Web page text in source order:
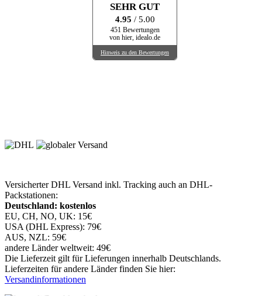
SEHR GUT
4.95 / 5.00
451 Bewertungen
von hier, idealo.de
Hinweis zu den Bewertungen
Versicherter DHL Versand inkl. Tracking auch an DHL-
Packstationen:
Deutschland: kostenlos
EU, CH, NO, UK: 15€
USA (DHL Express): 79€
AUS, NZL: 59€
andere Länder weltweit: 49€
Die Lieferzeit gilt für Lieferungen innerhalb Deutschlands.
Lieferzeiten für andere Länder finden Sie hier:
Versandinformationen